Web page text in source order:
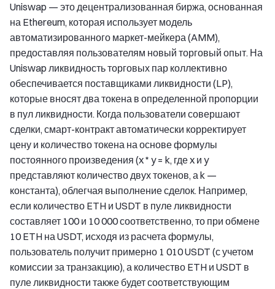
Uniswap — это децентрализованная биржа, основанная
на Ethereum, которая использует модель
автоматизированного маркет-мейкера (AMM),
предоставляя пользователям новый торговый опыт. На
Uniswap ликвидность торговых пар коллективно
обеспечивается поставщиками ликвидности (LP),
которые вносят два токена в определенной пропорции
в пул ликвидности. Когда пользователи совершают
сделки, смарт-контракт автоматически корректирует
цену и количество токена на основе формулы
постоянного произведения (x * y = k, где x и y
представляют количество двух токенов, а k —
константа), облегчая выполнение сделок. Например,
если количество ETH и USDT в пуле ликвидности
составляет 100 и 10 000 соответственно, то при обмене
10 ETH на USDT, исходя из расчета формулы,
пользователь получит примерно 1 010 USDT (с учетом
комиссии за транзакцию), а количество ETH и USDT в
пуле ликвидности также будет соответствующим